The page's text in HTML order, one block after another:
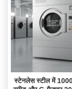
स्टेनलेस स्टील में